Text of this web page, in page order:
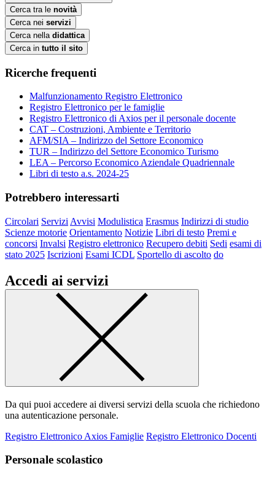
Cerca tra le novità
Cerca nei servizi
Cerca nella didattica
Cerca in tutto il sito
Ricerche frequenti
Malfunzionamento Registro Elettronico
Registro Elettronico per le famiglie
Registro Elettronico di Axios per il personale docente
CAT – Costruzioni, Ambiente e Territorio
AFM/SIA – Indirizzo del Settore Economico
TUR – Indirizzo del Settore Economico Turismo
LEA – Percorso Economico Aziendale Quadriennale
Libri di testo a.s. 2024-25
Potrebbero interessarti
Circolari Servizi Avvisi Modulistica Erasmus Indirizzi di studio
Scienze motorie Orientamento Notizie Libri di testo Premi e
concorsi Invalsi Registro elettronico Recupero debiti Sedi esami di
stato 2025 Iscrizioni Esami ICDL Sportello di ascolto do
Accedi ai servizi
Da qui puoi accedere ai diversi servizi della scuola che richiedono
una autenticazione personale.
Registro Elettronico Axios Famiglie Registro Elettronico Docenti
Personale scolastico